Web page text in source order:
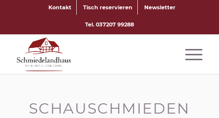
Kontakt Tisch reservieren Newsletter
Tel. 037207 99288
SCHAUSCHMIEDEN